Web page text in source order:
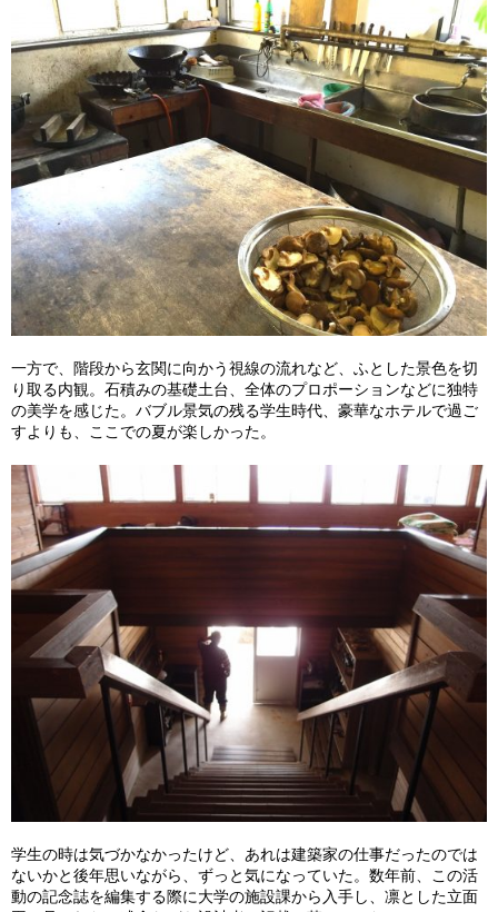
一方で、階段から玄関に向かう視線の流れなど、ふとした景色を切
り取る内観。石積みの基礎土台、全体のプロポーションなどに独特
の美学を感じた。バブル景気の残る学生時代、豪華なホテルで過ご
すよりも、ここでの夏が楽しかった。
学生の時は気づかなかったけど、あれは建築家の仕事だったのでは
ないかと後年思いながら、ずっと気になっていた。数年前、この活
動の記念誌を編集する際に大学の施設課から入手し、凛とした立面